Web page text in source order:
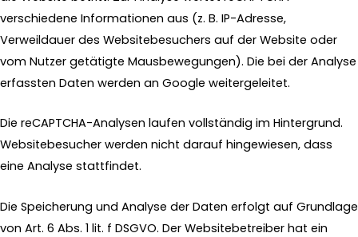
verschiedene Informationen aus (z. B. IP-Adresse,
Verweildauer des Websitebesuchers auf der Website oder
vom Nutzer getätigte Mausbewegungen). Die bei der Analyse
erfassten Daten werden an Google weitergeleitet.
Die reCAPTCHA-Analysen laufen vollständig im Hintergrund.
Websitebesucher werden nicht darauf hingewiesen, dass
eine Analyse stattfindet.
Die Speicherung und Analyse der Daten erfolgt auf Grundlage
von Art. 6 Abs. 1 lit. f DSGVO. Der Websitebetreiber hat ein